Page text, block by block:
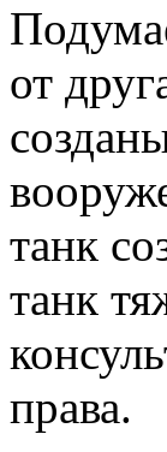
от
танк
танк
права.